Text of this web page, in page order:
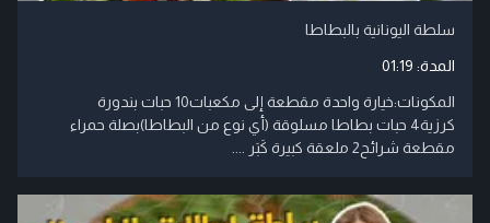
سلطة اليونانية بالبطاطا
المدة: 01:19
المكونات:خيارة واحدة مقطعة إلى مكعبات10 حبات بندورة
كرزية4 حبات بطاطا مسلوقة (أي نوع من البطاطا)بصلة حمراء
مقطعة شرائح2 ملعقة كبيرة كَبَر ....